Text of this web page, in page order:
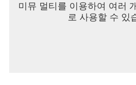
미뮤 멀티를 이용하여 여러
로 사용할 수 있